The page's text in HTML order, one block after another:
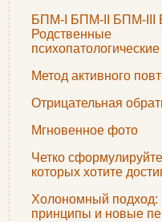
БПМ-I БПМ-II БПМ-III
Родственные
Метод активного
Отрицательная
Мгновенное фото
Четко
которых хотите
Холономный подход:
принципы и новые